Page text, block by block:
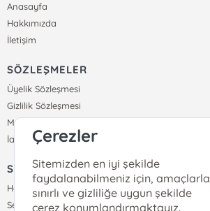
Anasayfa
Hakkımızda
İletişim
SÖZLEŞMELER
Üyelik Sözleşmesi
Gizlilik Sözleşmesi
Mesafeli Satış Sözleşmesi
İade ve Teslimat Koşulları
SİPARİŞ
Hesabım
Sepetim
Çerezler
Sitemizden en iyi şekilde
faydalanabilmeniz için, amaçlarla
sınırlı ve gizliliğe uygun şekilde
çerez konumlandırmaktayız.